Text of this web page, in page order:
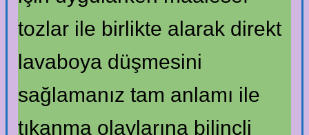
tozlar ile birlikte alarak direkt
lavaboya düşmesini
sağlamanız tam anlamı ile
tıkanma olaylarına bilinçli